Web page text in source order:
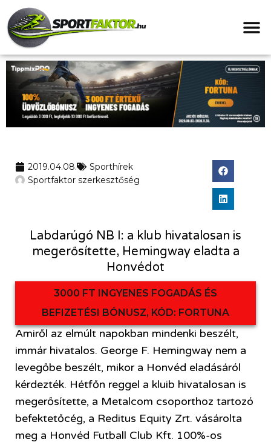
2019.04.08.
Sporthírek
Sportfaktor szerkesztőség
3000 FT INGYENES FOGADÁS ÉS
BEFIZETÉSI BÓNUSZ, KÓD: FORTUNA
Labdarúgó NB I: a klub hivatalosan is
megerősítette, Hemingway eladta a
Honvédot
Amiről az elmúlt napokban mindenki beszélt,
immár hivatalos. George F. Hemingway nem a
levegőbe beszélt, mikor a Honvéd eladásáról
kérdezték. Hétfőn reggel a kluib hivatalosan is
megerősítette, a Metalcom csoporthoz tartozó
befektetőcég, a Reditus Equity Zrt. vásárolta
meg a Honvéd Futball Club Kft. 100%-os